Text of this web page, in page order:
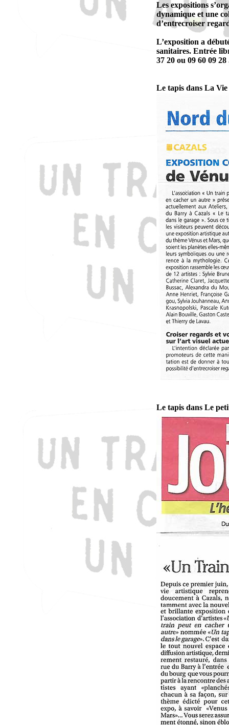
Les expositions
dynamique et une
d’entrecroiser
L’exposition a
sanitaires. Entrée
37 20 ou 09 60 09
Le tapis dans La
Le tapis dans Le